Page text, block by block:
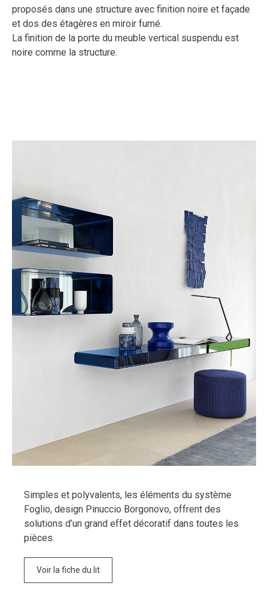
proposés dans une structure avec finition noire et façade
et dos des étagères en miroir fumé.
La finition de la porte du meuble vertical suspendu est
noire comme la structure.
Simples et polyvalents, les éléments du système
Foglio, design Pinuccio Borgonovo, offrent des
solutions d’un grand effet décoratif dans toutes les
pièces.
Voir la fiche du lit